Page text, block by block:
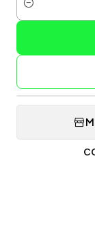
Cantidad